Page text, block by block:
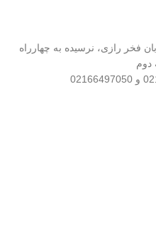
فخر رازی، نرسیده به چهارراه